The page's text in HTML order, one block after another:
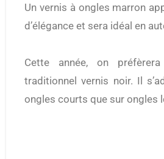
Un vernis à ongles marron apportera une touche
d’élégance et sera idéal en
Cette année, on
traditionnel vernis noir. Il
ongles courts que sur ongles